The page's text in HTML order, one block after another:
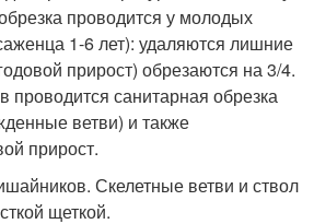
проводится у молодых
1-6 лет): удаляются лишние
прирост) обрезаются на 3/4.
проводится санитарная обрезка
ветви) и также
прирост.
Скелетные ветви и ствол
щеткой.